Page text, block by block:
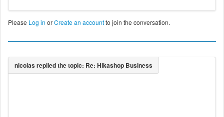
Please Log in orCreate an accountto join the conversation.